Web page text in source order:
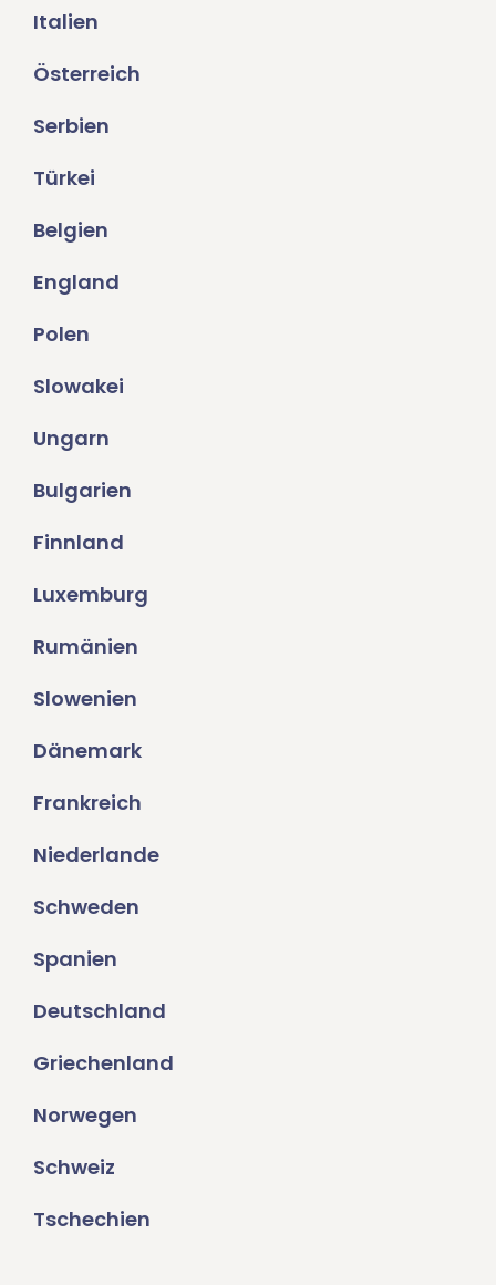
Italien
Österreich
Serbien
Türkei
Belgien
England
Polen
Slowakei
Ungarn
Bulgarien
Finnland
Luxemburg
Rumänien
Slowenien
Dänemark
Frankreich
Niederlande
Schweden
Spanien
Deutschland
Griechenland
Norwegen
Schweiz
Tschechien